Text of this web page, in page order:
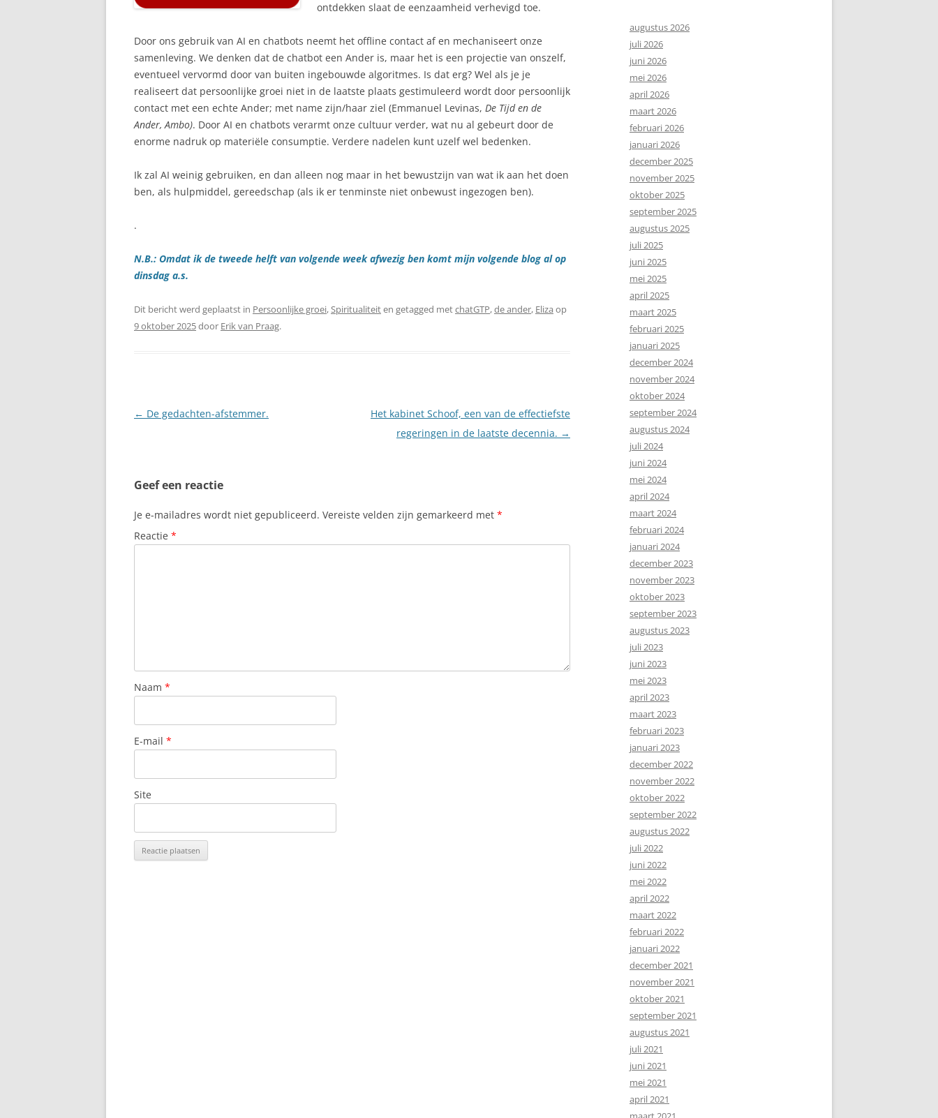
ontdekken slaat de eenzaamheid verhevigd toe.
Door ons gebruik van AI en chatbots neemt het offline contact af en mechaniseert onze
samenleving. We denken dat de chatbot een Ander is, maar het is een projectie van onszelf,
eventueel vervormd door van buiten ingebouwde algoritmes. Is dat erg? Wel als je je
realiseert dat persoonlijke groei niet in de laatste plaats gestimuleerd wordt door persoonlijk
contact met een echte Ander; met name zijn/haar ziel (Emmanuel Levinas, De Tijd en de
Ander, Ambo). Door AI en chatbots verarmt onze cultuur verder, wat nu al gebeurt door de
enorme nadruk op materiële consumptie. Verdere nadelen kunt uzelf wel bedenken.
Ik zal AI weinig gebruiken, en dan alleen nog maar in het bewustzijn van wat ik aan het doen
ben, als hulpmiddel, gereedschap (als ik er tenminste niet onbewust ingezogen ben).
.
N.B.: Omdat ik de tweede helft van volgende week afwezig ben komt mijn volgende blog al op
dinsdag a.s.
Dit bericht werd geplaatst in Persoonlijke groei,Spiritualiteiten getagged metchatGTP,de ander, Eliza op
9 oktober 2025door Erik van Praag.
Berichtnavigatie
← De gedachten-afstemmer.
Het kabinet Schoof, een van de effectiefste
regeringen in de laatste decennia. →
Geef een reactie
Je e-mailadres wordt niet gepubliceerd. Vereiste velden zijn gemarkeerd met *
Reactie *
Naam *
E-mail *
Site
augustus 2026
juli 2026
juni 2026
mei 2026
april 2026
maart 2026
februari 2026
januari 2026
december 2025
november 2025
oktober 2025
september 2025
augustus 2025
juli 2025
juni 2025
mei 2025
april 2025
maart 2025
februari 2025
januari 2025
december 2024
november 2024
oktober 2024
september 2024
augustus 2024
juli 2024
juni 2024
mei 2024
april 2024
maart 2024
februari 2024
januari 2024
december 2023
november 2023
oktober 2023
september 2023
augustus 2023
juli 2023
juni 2023
mei 2023
april 2023
maart 2023
februari 2023
januari 2023
december 2022
november 2022
oktober 2022
september 2022
augustus 2022
juli 2022
juni 2022
mei 2022
april 2022
maart 2022
februari 2022
januari 2022
december 2021
november 2021
oktober 2021
september 2021
augustus 2021
juli 2021
juni 2021
mei 2021
april 2021